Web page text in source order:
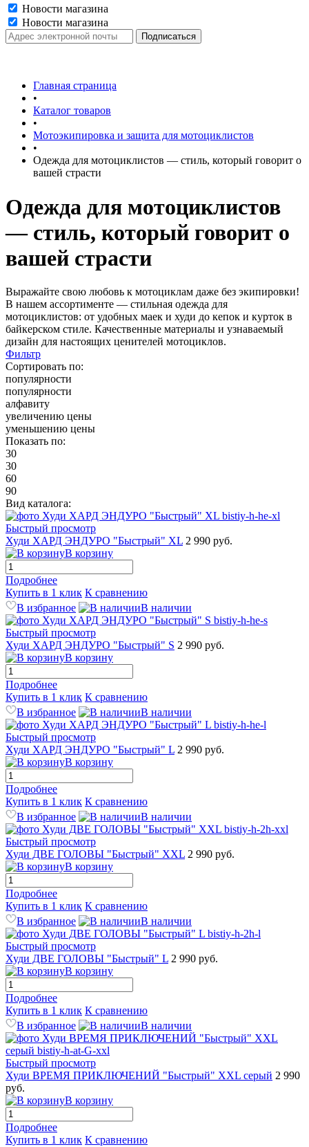
Новости магазина
Новости магазина
Главная страница
•
Каталог товаров
•
Мотоэкипировка и защита для мотоциклистов
•
Одежда для мотоциклистов — стиль, который говорит о
вашей страсти
Одежда для мотоциклистов
— стиль, который говорит о
вашей страсти
Выражайте свою любовь к мотоциклам даже без экипировки!
В нашем ассортименте — стильная одежда для
мотоциклистов: от удобных маек и худи до кепок и курток в
байкерском стиле. Качественные материалы и узнаваемый
дизайн для настоящих ценителей мотоциклов.
Фильтр
Сортировать по:
популярности
популярности
алфавиту
увеличению цены
уменьшению цены
Показать по:
30
30
60
90
Вид каталога:
Быстрый просмотр
Худи ХАРД ЭНДУРО "Быстрый" XL 2 990 руб.
В корзину
Подробнее
Купить в 1 клик К сравнению
В избранное
В наличии
Быстрый просмотр
Худи ХАРД ЭНДУРО "Быстрый" S 2 990 руб.
В корзину
Подробнее
Купить в 1 клик К сравнению
В избранное
В наличии
Быстрый просмотр
Худи ХАРД ЭНДУРО "Быстрый" L 2 990 руб.
В корзину
Подробнее
Купить в 1 клик К сравнению
В избранное
В наличии
Быстрый просмотр
Худи ДВЕ ГОЛОВЫ "Быстрый" XXL 2 990 руб.
В корзину
Подробнее
Купить в 1 клик К сравнению
В избранное
В наличии
Быстрый просмотр
Худи ДВЕ ГОЛОВЫ "Быстрый" L 2 990 руб.
В корзину
Подробнее
Купить в 1 клик К сравнению
В избранное
В наличии
Быстрый просмотр
Худи ВРЕМЯ ПРИКЛЮЧЕНИЙ "Быстрый" XXL серый 2 990
руб.
В корзину
Подробнее
Купить в 1 клик К сравнению